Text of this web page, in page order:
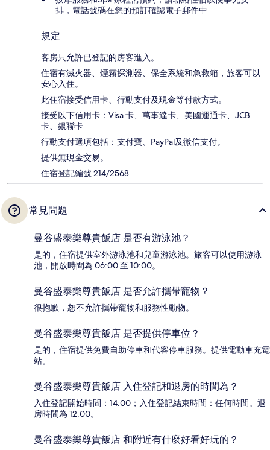
排，電話號碼在您的預訂確認電子郵件中
規定
客房只允許已登記的房客進入。
住宿有滅火器、煙霧探測器、保全系統和急救箱，旅客可以
安心入住。
此住宿接受信用卡、行動支付及現金等付款方式。
接受以下信用卡：Visa 卡、萬事達卡、美國運通卡、JCB
卡、銀聯卡
行動支付選項包括：支付寶、PayPal及微信支付。
提供無現金交易。
住宿登記編號 214/2568
常見問題
曼谷盛泰樂尊貴飯店 是否有游泳池？
是的，住宿提供室外游泳池和兒童游泳池。旅客可以使用游泳
池，開放時間為 06:00 至 10:00。
曼谷盛泰樂尊貴飯店 是否允許攜帶寵物？
很抱歉，恕不允許攜帶寵物和服務性動物。
曼谷盛泰樂尊貴飯店 是否提供停車位？
是的，住宿提供免費自助停車和代客停車服務。提供電動車充電
站。
曼谷盛泰樂尊貴飯店 入住登記和退房的時間為？
入住登記開始時間：14:00；入住登記結束時間：任何時間。退
房時間為 12:00。
曼谷盛泰樂尊貴飯店 和附近有什麼好看好玩的？